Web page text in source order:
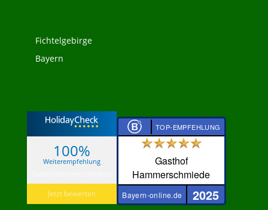
Fichtelgebirge
Bayern
100%
Weiterempfehlung
Jetzt bewerten
TOP-EMPFEHLUNG
Gasthof
Hammerschmiede
Bayern-online.de 2025